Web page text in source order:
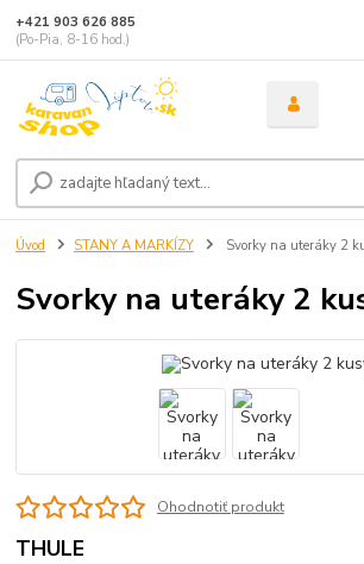
+421 903 626 885
(Po-Pia, 8-16 hod.)
Úvod STANY A MARKÍZY Svorky na uteráky 2
Svorky na uteráky 2
Ohodnotiť produkt
THULE